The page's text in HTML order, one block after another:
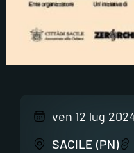
ven 12 lug
SACILE (PN)